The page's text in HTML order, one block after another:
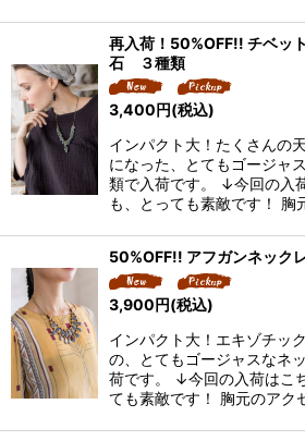
再入荷！50%OFF!! チベッ
石 ３種類
3,400 円(税込)
インパクト大！たくさんの
になった、とてもゴージャ
類で入荷です。 ↓今回の入
も、とっても素敵です！ 胸
50%OFF!! アフガンネッ
3,900円(税込)
インパクト大！エキゾチッ
の、とてもゴージャスなネ
荷です。 ↓今回の入荷はこ
ても素敵です！ 胸元のアク